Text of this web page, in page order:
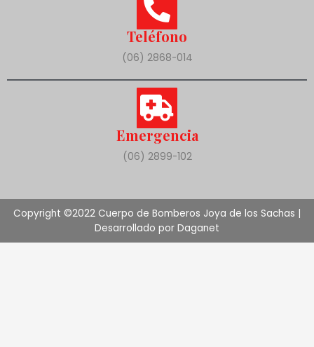
Teléfono
(06) 2868-014
Emergencia
(06) 2899-102
Copyright ©2022 Cuerpo de Bomberos Joya de los Sachas |
Desarrollado por Daganet